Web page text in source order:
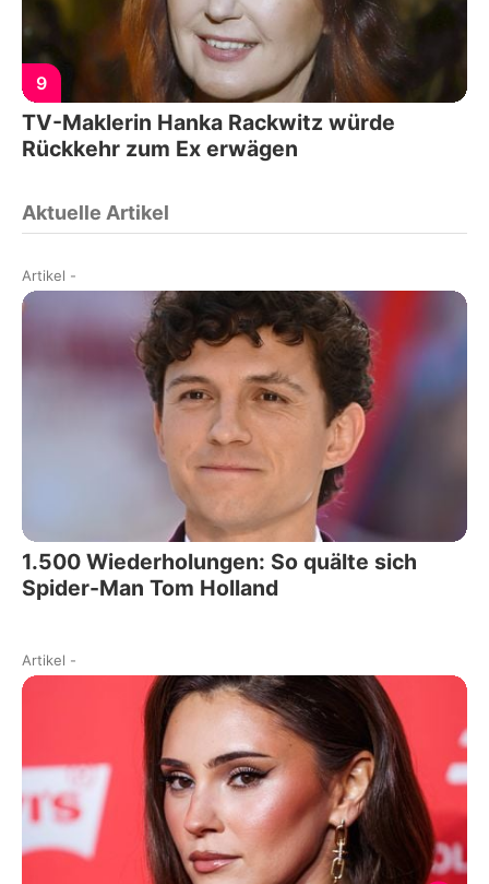
9
TV-Maklerin Hanka Rackwitz würde
Rückkehr zum Ex erwägen
Aktuelle Artikel
Artikel -
1.500 Wiederholungen: So quälte sich
Spider-Man Tom Holland
Artikel -